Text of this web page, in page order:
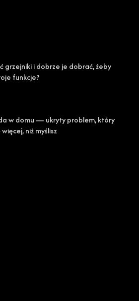
grzejniki i dobrze je dobrać, żeby
funkcje?
w domu — ukryty problem, który
niż myślisz